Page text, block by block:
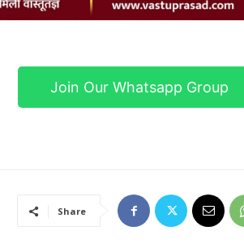
Join Our Whatsapp Group
Share